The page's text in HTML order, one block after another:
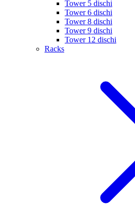
Tower 5 dischi
Tower 6 dischi
Tower 8 dischi
Tower 9 dischi
Tower 12 dischi
Racks